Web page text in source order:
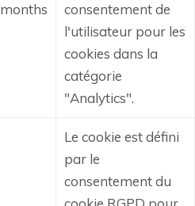
months
consentement de
l'utilisateur pour les
cookies dans la
catégorie
"Analytics".
Le cookie est défini
par le
consentement du